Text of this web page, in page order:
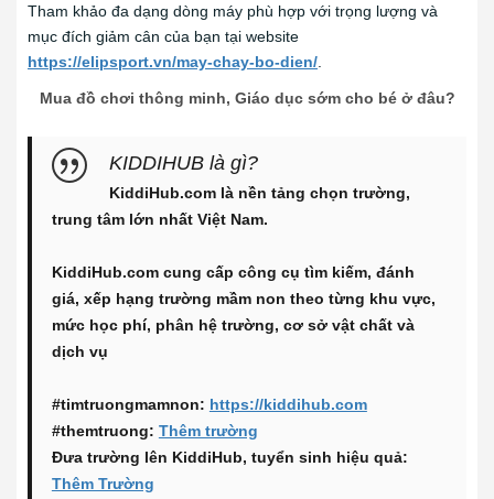
Tham khảo đa dạng dòng máy phù hợp với trọng lượng và
mục đích giảm cân của bạn tại website
https://elipsport.vn/may-chay-bo-dien/
Mua đồ chơi thông minh, Giáo dục sớm cho bé ở đâu?
KIDDIHUB là gì?
KiddiHub.com là nền tảng chọn trường,
trung tâm lớn nhất Việt Nam.
KiddiHub.com cung cấp công cụ tìm kiếm, đánh
giá, xếp hạng trường mầm non theo từng khu vực,
mức học phí, phân hệ trường, cơ sở vật chất và
dịch vụ
#timtruongmamnon: https://kiddihub.com
#themtruong: Thêm trường
Đưa trường lên KiddiHub, tuyển sinh hiệu quả:
Thêm Trường